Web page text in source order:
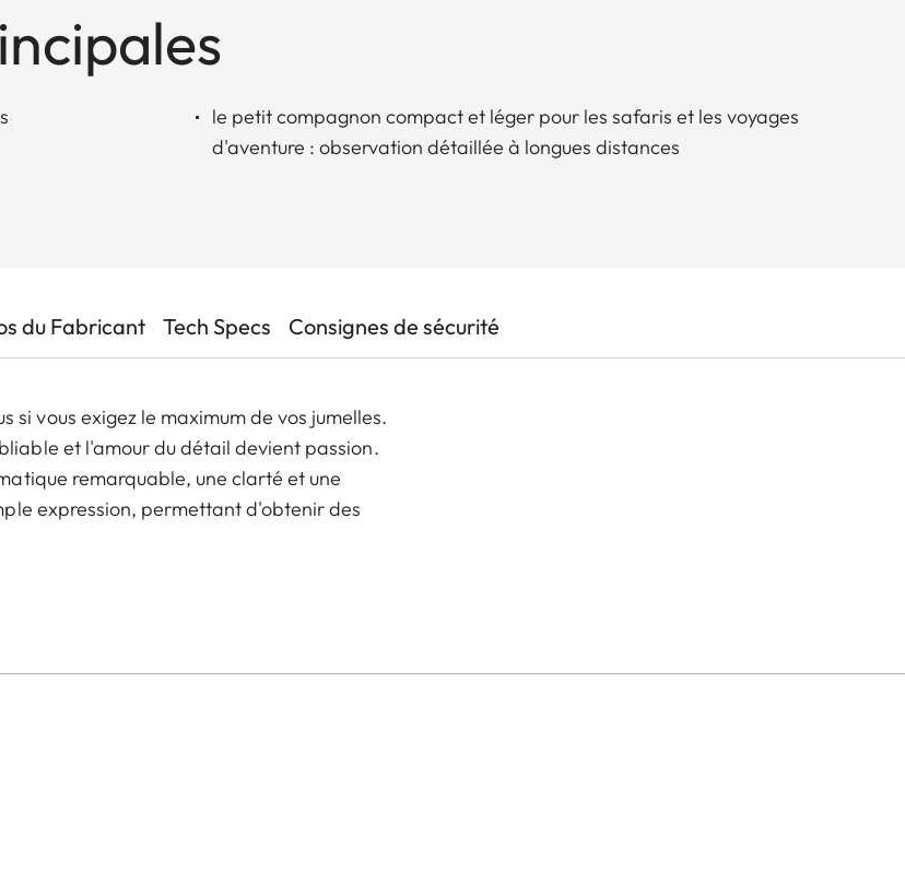
le petit compagnon compact et léger pour les safaris et les voyages
d'aventure : observation détaillée à longues distances
du Fabricant Tech Specs Consignes de sécurité
vous exigez le maximum de vos jumelles.
et l'amour du détail devient passion.
remarquable, une clarté et une
expression, permettant d'obtenir des
mise au point et l'infini, garantissant
solide, les jumelles Ultravid HD-Plus